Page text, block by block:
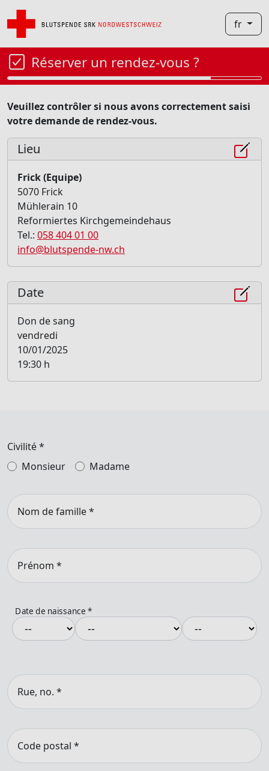
fr
Réserver un rendez-vous ?
Veuillez contrôler si nous avons correctement saisi
votre demande de rendez-vous.
Lieu
Frick (Equipe)
5070 Frick
Mühlerain 10
Reformiertes Kirchgemeindehaus
Tel.: 058 404 01 00
info@blutspende-nw.ch
Date
Don de sang
vendredi
10/01/2025
19:30 h
Civilité*
Monsieur
Madame
Nom de famille*
Prénom *
Date de naissance*
Rue, no. *
Code postal *